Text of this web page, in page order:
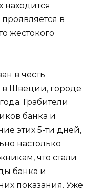
находится
в
жестокого
в честь
в Швеции, городе
Грабители
банка и
этих 5-ти дней,
настолько
что стали
банка и
показания. Уже